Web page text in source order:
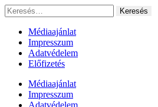
Ugrás
a
tartalomhoz
Keresés:
Médiaajánlat
Impresszum
Adatvédelem
Előfizetés
Médiaajánlat
Impresszum
Adatvédelem